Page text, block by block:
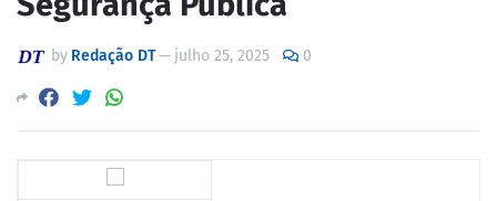
by Redação DT— julho 25, 2025 0